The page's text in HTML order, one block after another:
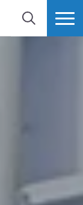
検索 MORE